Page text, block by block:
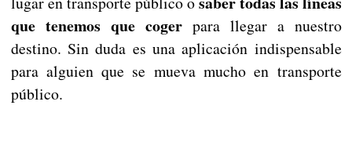
que tenemos que cogerpara llegar a nuestro
destino. Sin duda es una aplicación indispensable
para alguien que se mueva mucho en transporte
público.